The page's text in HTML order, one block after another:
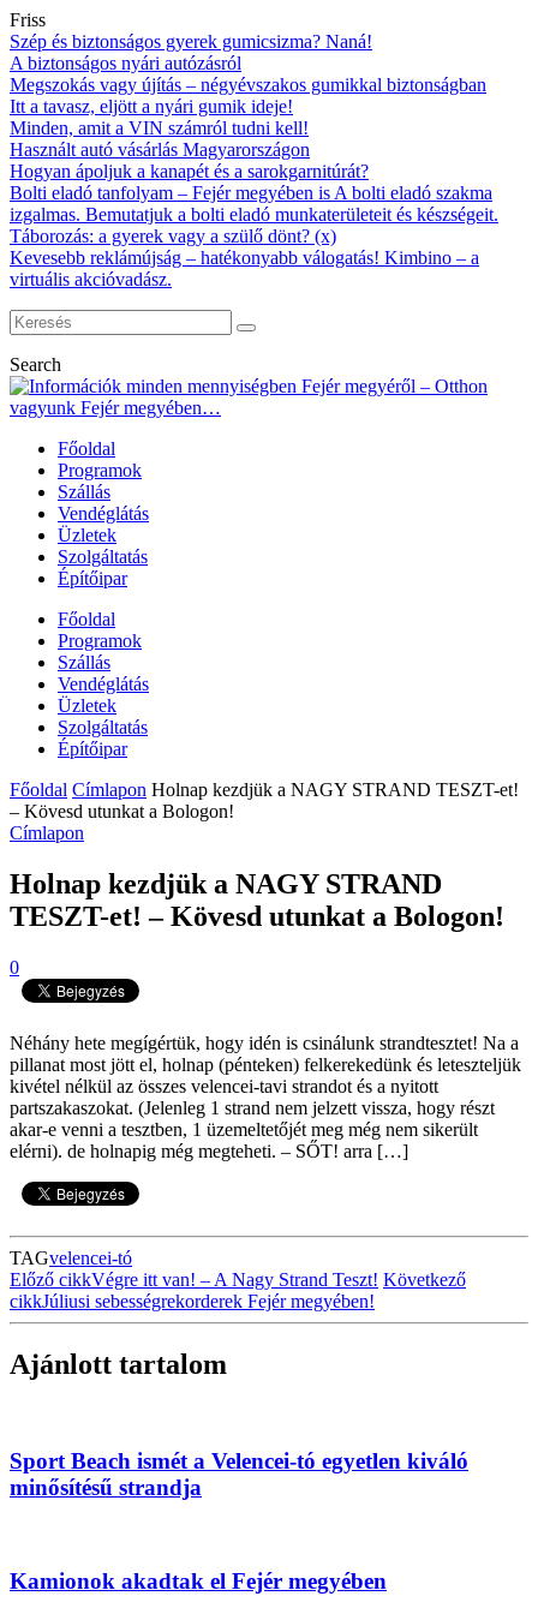
Friss
Szép és biztonságos gyerek gumicsizma? Naná!
A biztonságos nyári autózásról
Megszokás vagy újítás – négyévszakos gumikkal biztonságban
Itt a tavasz, eljött a nyári gumik ideje!
Minden, amit a VIN számról tudni kell!
Használt autó vásárlás Magyarországon
Hogyan ápoljuk a kanapét és a sarokgarnitúrát?
Bolti eladó tanfolyam – Fejér megyében is A bolti eladó szakma
izgalmas. Bemutatjuk a bolti eladó munkaterületeit és készségeit.
Táborozás: a gyerek vagy a szülő dönt? (x)
Kevesebb reklámújság – hatékonyabb válogatás! Kimbino – a
virtuális akcióvadász.
Search
Főoldal
Programok
Szállás
Vendéglátás
Üzletek
Szolgáltatás
Építőipar
Főoldal
Programok
Szállás
Vendéglátás
Üzletek
Szolgáltatás
Építőipar
Főoldal Címlapon Holnap kezdjük a NAGY STRAND TESZT-et!
– Kövesd utunkat a Bologon!
Címlapon
Holnap kezdjük a NAGY STRAND
TESZT-et! – Kövesd utunkat a Bologon!
0
Néhány hete megígértük, hogy idén is csinálunk strandtesztet! Na a
pillanat most jött el, holnap (pénteken) felkerekedünk és leteszteljük
kivétel nélkül az összes velencei-tavi strandot és a nyitott
partszakaszokat. (Jelenleg 1 strand nem jelzett vissza, hogy részt
akar-e venni a tesztben, 1 üzemeltetőjét meg még nem sikerült
elérni). de holnapig még megteheti. – SŐT! arra […]
TAGvelencei-tó
Előző cikkVégre itt van! – A Nagy Strand Teszt! Következő
cikkJúliusi sebességrekorderek Fejér megyében!
Ajánlott tartalom
Sport Beach ismét a Velencei-tó egyetlen kiváló
minősítésű strandja
Kamionok akadtak el Fejér megyében